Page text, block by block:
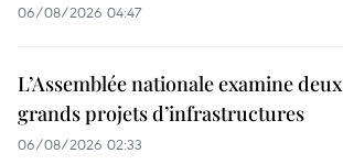
06/08/2026 04:47
L’Assemblée nationale examine deux
grands projets d’infrastructures
06/08/2026 02:33